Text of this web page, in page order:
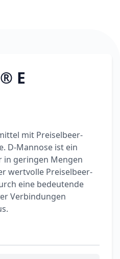
E
mit Preiselbeer-
D-Mannose ist ein
in geringen Mengen
wertvolle Preiselbeer-
eine bedeutende
Verbindungen